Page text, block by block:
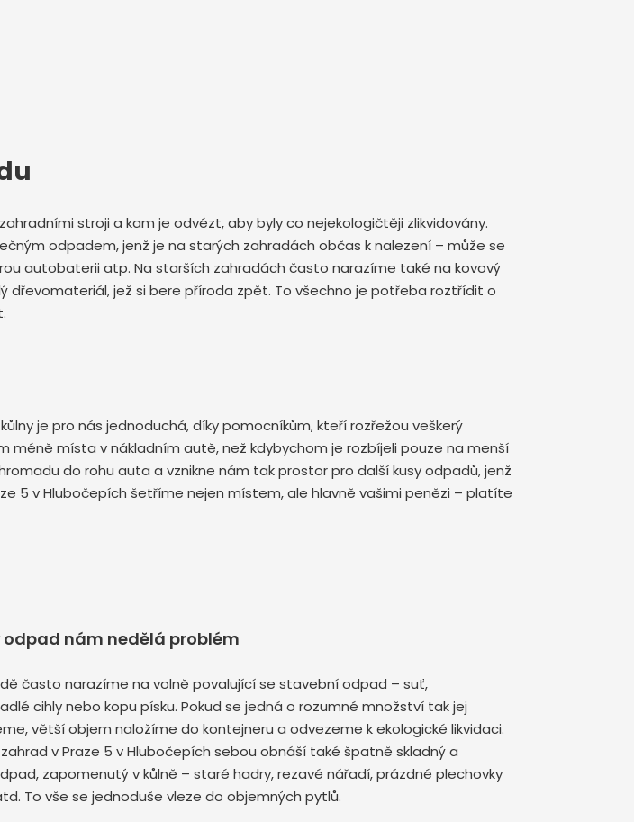
stroji a kam je odvézt, aby byly co nejekologičtěji zlikvidovány.
odpadem, jenž je na starých zahradách občas k nalezení – může se
autobaterii atp. Na starších zahradách často narazíme také na kovový
jež si bere příroda zpět. To všechno je potřeba roztřídit o
je pro nás jednoduchá, díky pomocníkům, kteří rozřežou veškerý
místa v nákladním autě, než kdybychom je rozbíjeli pouze na menší
do rohu auta a vznikne nám tak prostor pro další kusy odpadů, jenž
5 v Hlubočepích šetříme nejen místem, ale hlavně vašimi penězi – platíte
odpad nám nedělá problém
často narazíme na volně povalující se stavební odpad – suť,
cihly nebo kopu písku. Pokud se jedná o rozumné množství tak jej
větší objem naložíme do kontejneru a odvezeme k ekologické likvidaci.
v Praze 5 v Hlubočepích sebou obnáší také špatně skladný a
zapomenutý v kůlně – staré hadry, rezavé nářadí, prázdné plechovky
To vše se jednoduše vleze do objemných pytlů.